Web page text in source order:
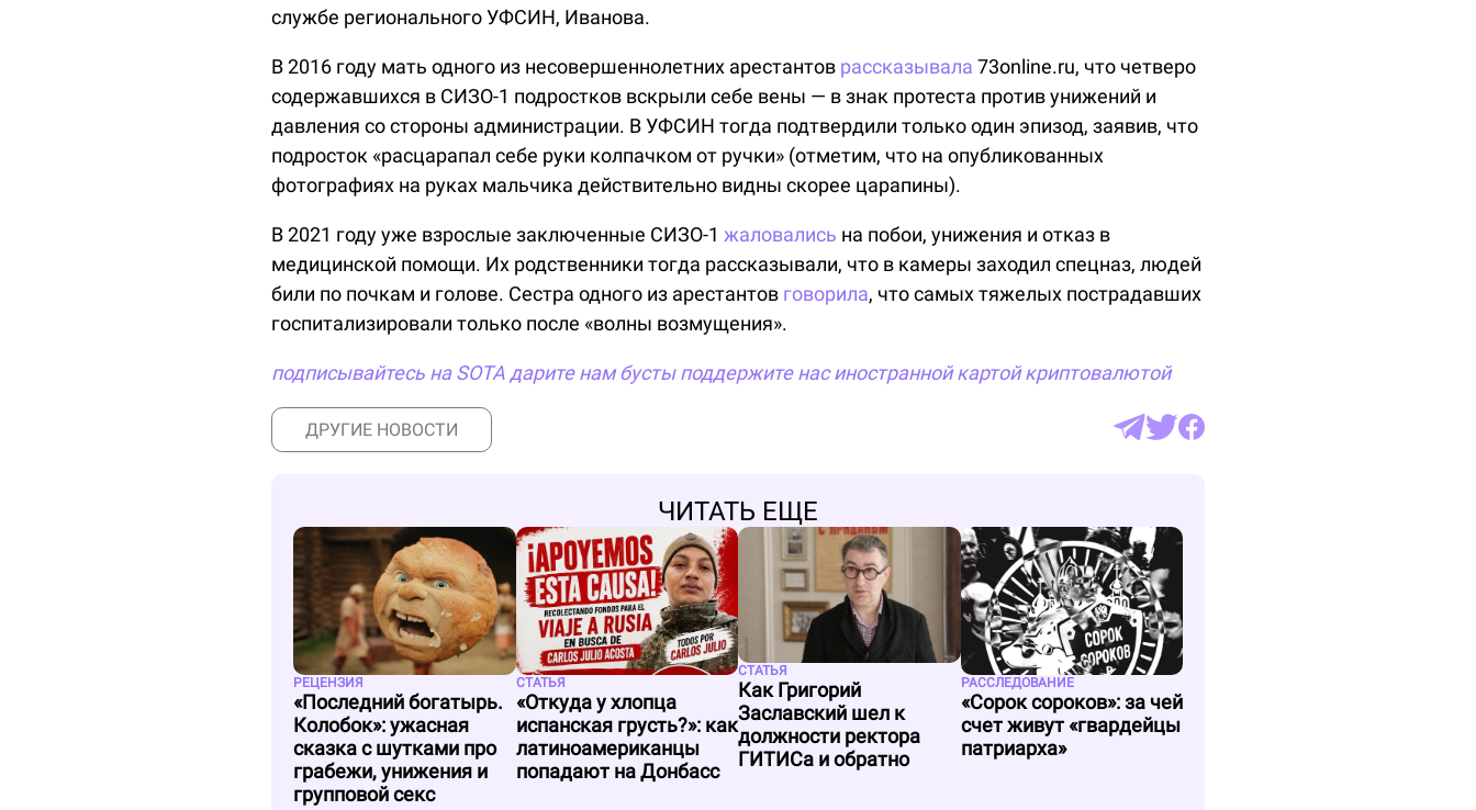
службе регионального УФСИН, Иванова.
В 2016 году мать одного из несовершеннолетних арестантов рассказывала 73online.ru, что четверо
содержавшихся в СИЗО-1 подростков вскрыли себе вены — в знак протеста против унижений и
давления со стороны администрации. В УФСИН тогда подтвердили только один эпизод, заявив, что
подросток «расцарапал себе руки колпачком от ручки» (отметим, что на опубликованных
фотографиях на руках мальчика действительно видны скорее царапины).
В 2021 году уже взрослые заключенные СИЗО-1 жаловались на побои, унижения и отказ в
медицинской помощи. Их родственники тогда рассказывали, что в камеры заходил спецназ, людей
били по почкам и голове. Сестра одного из арестантов говорила, что самых тяжелых пострадавших
госпитализировали только после «волны возмущения».
подписывайтесь на SOTA дарите нам бусты поддержите нас иностранной картой криптовалютой
ДРУГИЕ НОВОСТИ
ЧИТАТЬ ЕЩЕ
РЕЦЕНЗИЯ
«Последний богатырь.
Колобок»: ужасная
сказка с шутками про
грабежи, унижения и
групповой секс
СТАТЬЯ
«Откуда у хлопца
испанская грусть?»: как
латиноамериканцы
попадают на Донбасс
СТАТЬЯ
Как Григорий
Заславский шел к
должности ректора
ГИТИСа и обратно
РАССЛЕДОВАНИЕ
«Сорок сороков»: за чей
счет живут «гвардейцы
патриарха»